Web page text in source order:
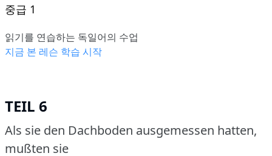
중급 1
읽기를 연습하는 독일어의 수업
지금 본 레슨 학습 시작
TEIL 6
Als sie den Dachboden ausgemessen hatten,
mußten sie